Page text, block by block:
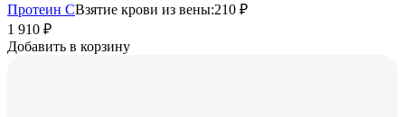
Протеин СВзятие крови из вены:210 ₽
1 910 ₽
Добавить в корзину